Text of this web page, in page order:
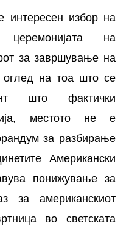
интересен избор на
на
за завршување на
на тоа што се
што фактички
местото не е
за разбирање
Американски
понижување за
за американскиот
во светската